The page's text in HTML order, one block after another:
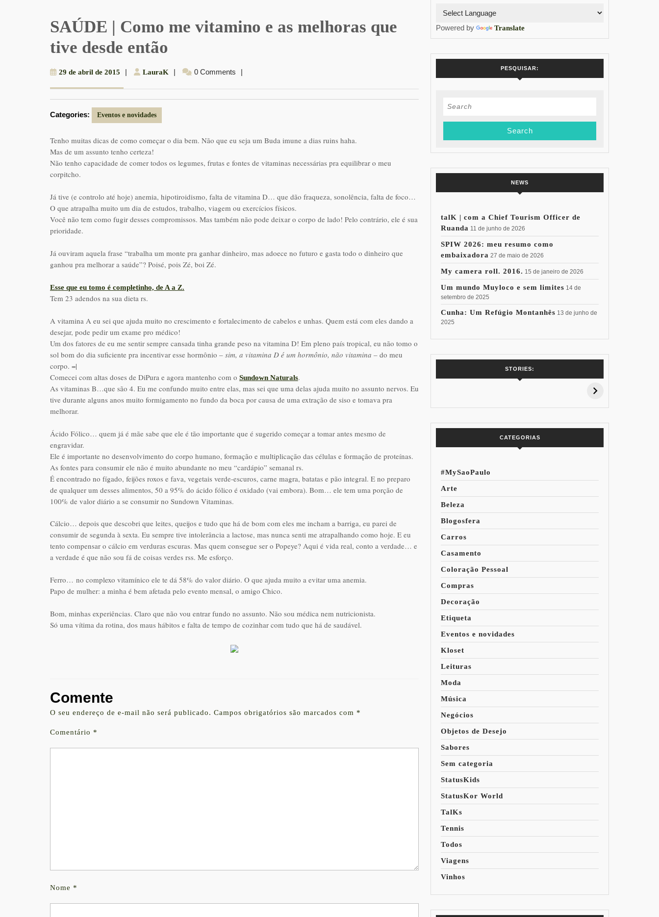
SAÚDE | Como me vitamino e as melhoras que
tive desde então
29 de abril de 2015 29
2015
| LauraK LauraK
| 0 Comments |
Categories: Eventos e novidades
Tenho muitas dicas de como começar o dia bem. Não que eu seja um Buda imune a dias ruins haha.
Mas de um assunto tenho certeza!
Não tenho capacidade de comer todos os legumes, frutas e fontes de vitaminas necessárias pra equilibrar o meu
corpitcho.
Já tive (e controlo até hoje) anemia, hipotiroidismo, falta de vitamina D… que dão fraqueza, sonolência, falta de foco…
O que atrapalha muito um dia de estudos, trabalho, viagem ou exercícios físicos.
Você não tem como fugir desses compromissos. Mas também não pode deixar o corpo de lado! Pelo contrário, ele é sua
prioridade.
Já ouviram aquela frase “trabalha um monte pra ganhar dinheiro, mas adoece no futuro e gasta todo o dinheiro que
ganhou pra melhorar a saúde”? Poisé, pois Zé, boi Zé.
Esse que eu tomo é completinho, de A a Z.
Tem 23 adendos na sua dieta rs.
A vitamina A eu sei que ajuda muito no crescimento e fortalecimento de cabelos e unhas. Quem está com eles dando a
desejar, pode pedir um exame pro médico!
Um dos fatores de eu me sentir sempre cansada tinha grande peso na vitamina D! Em pleno país tropical, eu não tomo o
sol bom do dia suficiente pra incentivar esse hormônio – sim, a vitamina D é um hormônio, não vitamina – do meu
corpo. =|
Comecei com altas doses de DiPura e agora mantenho com o Sundown Naturals.
As vitaminas B…que são 4. Eu me confundo muito entre elas, mas sei que uma delas ajuda muito no assunto nervos. Eu
tive durante alguns anos muito formigamento no fundo da boca por causa de uma extração de siso e tomava pra
melhorar.
Ácido Fólico… quem já é mãe sabe que ele é tão importante que é sugerido começar a tomar antes mesmo de
engravidar.
Ele é importante no desenvolvimento do corpo humano, formação e multiplicação das células e formação de proteínas.
As fontes para consumir ele não é muito abundante no meu “cardápio” semanal rs.
É encontrado no fígado, feijões roxos e fava, vegetais verde-escuros, carne magra, batatas e pão integral. E no preparo
de qualquer um desses alimentos, 50 a 95% do ácido fólico é oxidado (vai embora). Bom… ele tem uma porção de
100% de valor diário a se consumir no Sundown Vitaminas.
Cálcio… depois que descobri que leites, queijos e tudo que há de bom com eles me incham a barriga, eu parei de
consumir de segunda à sexta. Eu sempre tive intolerância a lactose, mas nunca senti me atrapalhando como hoje. E eu
tento compensar o cálcio em verduras escuras. Mas quem consegue ser o Popeye? Aqui é vida real, conto a verdade… e
a verdade é que não sou fá de coisas verdes rss. Me esforço.
Ferro… no complexo vitamínico ele te dá 58% do valor diário. O que ajuda muito a evitar uma anemia.
Papo de mulher: a minha é bem afetada pelo evento mensal, o amigo Chico.
Bom, minhas experiências. Claro que não vou entrar fundo no assunto. Não sou médica nem nutricionista.
Só uma vítima da rotina, dos maus hábitos e falta de tempo de cozinhar com tudo que há de saudável.
Comente
O seu endereço de e-mail não será publicado. Campos obrigatórios são marcados com *
Comentário *
Nome *
Powered by Translate
PESQUISAR:
Search
NEWS
talK | com a Chief Tourism Officer de
Ruanda 11 de junho de 2026
SPIW 2026: meu resumo como
embaixadora 27 de maio de 2026
My camera roll. 2016. 15 de janeiro de 2026
Um mundo Muyloco e sem limites 14 de
setembro de 2025
Cunha: Um Refúgio Montanhês 13 de junho de
2025
STORIES:
7 Vinhos com +
15% de
Pessoal: Os
CATEGORIAS
#MySaoPaulo
Arte
Beleza
Blogosfera
Carros
Casamento
Coloração Pessoal
Compras
Decoração
Etiqueta
Eventos e novidades
Kloset
Leituras
Moda
Música
Negócios
Objetos de Desejo
Sabores
Sem categoria
StatusKids
StatusKor World
TalKs
Tennis
Todos
Viagens
Vinhos